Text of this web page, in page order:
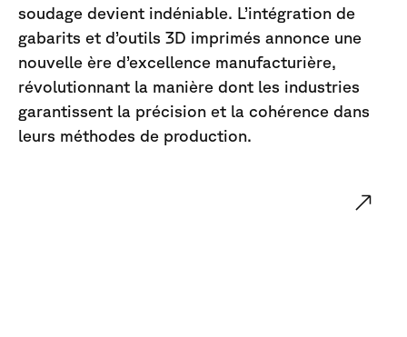
soudage devient indéniable. L’intégration de
gabarits et d’outils 3D imprimés annonce une
nouvelle ère d’excellence manufacturière,
révolutionnant la manière dont les industries
garantissent la précision et la cohérence dans
leurs méthodes de production.